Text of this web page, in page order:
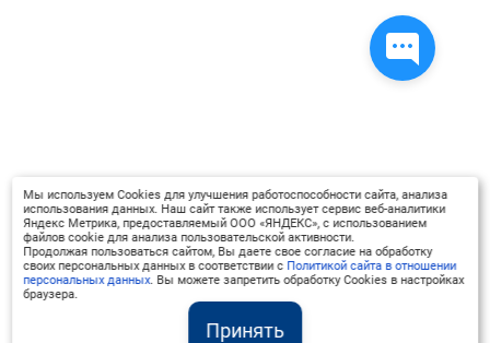
Принять
Мы используем Cookies для улучшения работоспособности сайта, анализа
использования данных. Наш сайт также использует сервис веб-аналитики
Яндекс Метрика, предоставляемый ООО «ЯНДЕКС», с использованием
файлов cookie для анализа пользовательской активности.
Продолжая пользоваться сайтом, Вы даете свое согласие на обработку
своих персональных данных в соответствии с Политикой сайта в отношении
персональных данных. Вы можете запретить обработку Cookies в настройках
браузера.